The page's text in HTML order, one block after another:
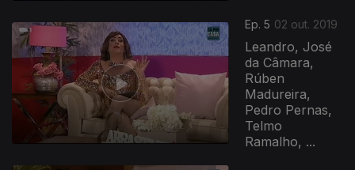
Ep. 5 02 out. 2019
Leandro, José
da Câmara,
Rúben
Madureira,
Pedro Pernas,
Telmo
Ramalho, ...